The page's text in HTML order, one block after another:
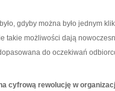
gdyby można było jednym
takie możliwości dają
do oczekiwań
cyfrową rewolucję w